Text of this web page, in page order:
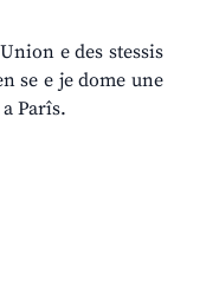
e des stessis
se e je dome une
Parîs.